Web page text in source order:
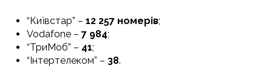
“Київстар” – 12 257 номерів;
Vodafone – 7 984;
“ТриМоб” – 41;
“Інтертелеком” – 38.